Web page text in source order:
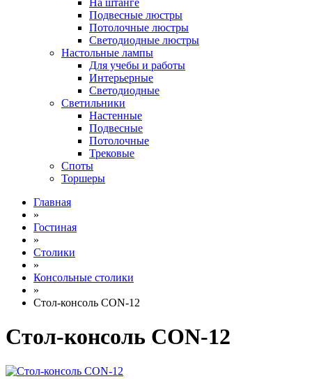
На штанге
Подвесные люстры
Потолочные люстры
Светодиодные люстры
Настольные лампы
Для учебы и работы
Интерьерные
Светодиодные
Светильники
Настенные
Подвесные
Потолочные
Трековые
Споты
Торшеры
Главная
»
Гостиная
»
Столики
»
Консольные столики
»
Стол-консоль CON-12
Стол-консоль CON-12